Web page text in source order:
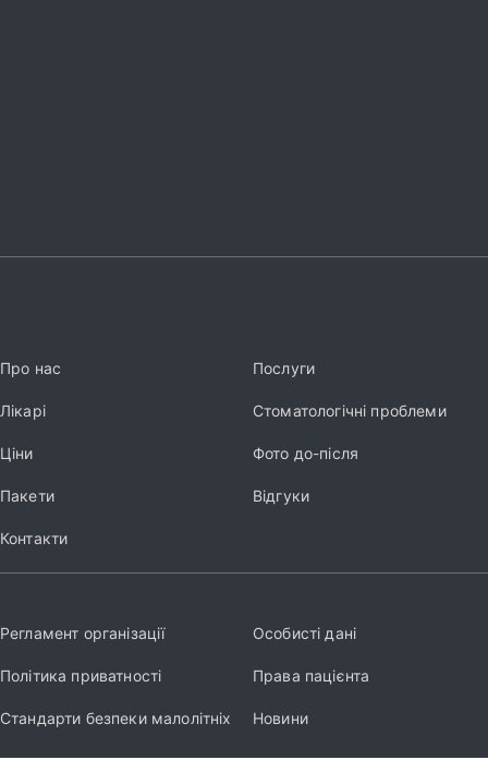
Про нас Послуги
Лікарі Стоматологічні проблеми
Ціни Фото до-після
Пакети Відгуки
Контакти
Регламент організації Особисті дані
Політика приватності Права пацієнта
Стандарти безпеки малолітніх Новини